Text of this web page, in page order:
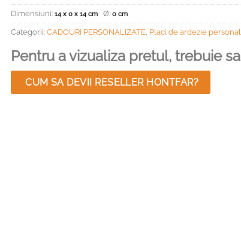
Dimensiuni: 14 x 0 x 14 cm Ø: 0 cm
Categorii: CADOURI PERSONALIZATE Placi de ardezie
Pentru a vizualiza pretul, trebuie
CUM SA DEVII RESELLER HONTFAR?